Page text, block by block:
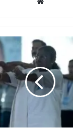
te